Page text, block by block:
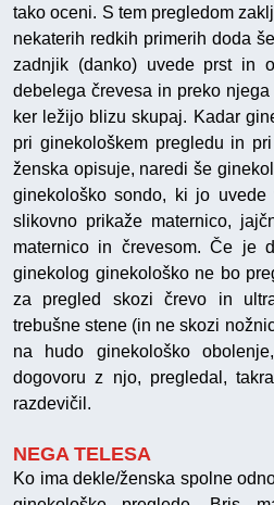
tako oceni. S tem pregledom
nekaterih redkih primerih doda
zadnjik (danko) uvede prst in
debelega črevesa in preko
ker ležijo blizu skupaj. Kadar
pri ginekološkem pregledu in
ženska opisuje, naredi še
ginekološko sondo, ki jo uvede
slikovno prikaže maternico,
maternico in črevesom. Če je
ginekolog ginekološko ne bo
za pregled skozi črevo in
trebušne stene (in ne skozi
na hudo ginekološko
dogovoru z njo, pregledal,
razdevičil.
NEGA TELESA
Ko ima dekle/ženska spolne